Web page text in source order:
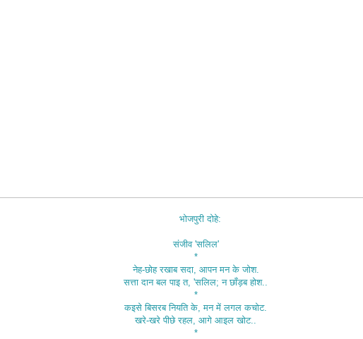
भोजपुरी दोहे:
संजीव 'सलिल'
*
नेह-छोह रखाब सदा, आपन मन के जोश.
सत्ता दान बल पाइ त, 'सलिल; न छाँड़ब होश..
*
कइसे बिसरब नियति के, मन में लगल कचोट.
खरे-खरे पीछे रहल, आगे आइल खोट..
*